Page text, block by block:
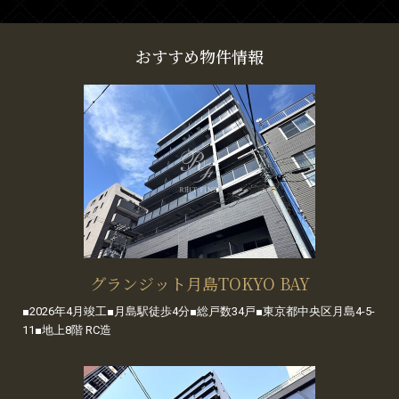
おすすめ物件情報
グランジット月島TOKYO BAY
■2026年4月竣工■月島駅徒歩4分■総戸数34戸■東京都中央区月島4-5-
11■地上8階 RC造